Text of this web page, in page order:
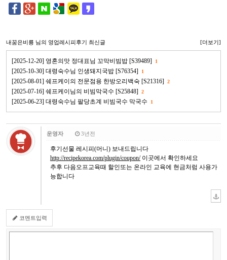
내꿈은비룡 님의 영업레시피후기 최신글 [더보기]
[2025-12-20] 영혼의맛 정대표님 꼬막비빔밥 [S39489] 1
[2025-10-30] 대령숙수님 인생돼지국밥 [S76354] 1
[2025-08-01] 쉐프케이의 전문점용 한방오리백숙 [S21316] 2
[2025-07-16] 쉐프케이님의 비빔막국수 [S25848] 2
[2025-06-23] 대령숙수님 팔당초계 비빔국수 막국수 1
운영자 3년전
후기선물 레시피(머니) 보내드립니다
http://recipekorea.com/plugin/coupon/이곳에서 확인하세요
추후 다음오프교육때 할인또는 온라인 교육에 현금처럼 사용가
능합니다
코멘트입력